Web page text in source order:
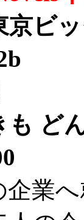
ビ
も ど
業